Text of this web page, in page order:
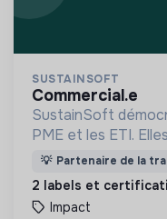
SUSTAINSOFT
commercial.e
SustainSoft
PME et les ETI.
pour répondre aux
et employés ou des
💡 Partenaire de la
2 labels et
Impact